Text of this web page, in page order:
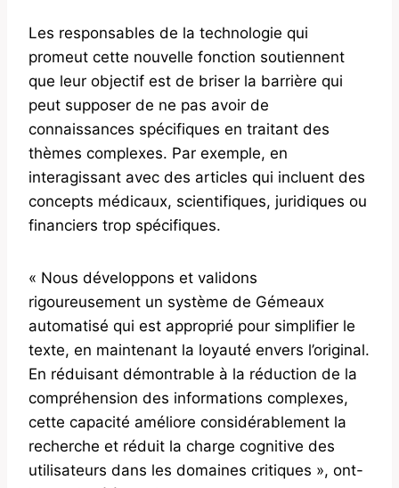
Les responsables de la technologie qui
promeut cette nouvelle fonction soutiennent
que leur objectif est de briser la barrière qui
peut supposer de ne pas avoir de
connaissances spécifiques en traitant des
thèmes complexes. Par exemple, en
interagissant avec des articles qui incluent des
concepts médicaux, scientifiques, juridiques ou
financiers trop spécifiques.
« Nous développons et validons
rigoureusement un système de Gémeaux
automatisé qui est approprié pour simplifier le
texte, en maintenant la loyauté envers l’original.
En réduisant démontrable à la réduction de la
compréhension des informations complexes,
cette capacité améliore considérablement la
recherche et réduit la charge cognitive des
utilisateurs dans les domaines critiques », ont-